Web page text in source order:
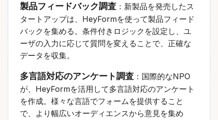
製品フィードバック調査 ：新製品を発売したス
タートアップは、HeyFormを使って製品フィード
バックを集める。条件付きロジックを設定し、ユ
ーザの入力に応じて質問を変えることで、正確な
データを収集。
多言語対応のアンケート調査 ：国際的なNPO
が、HeyFormを活用して多言語対応のアンケート
を作成。様々な言語でフォームを提供すること
で、より幅広いオーディエンスから意見を集め